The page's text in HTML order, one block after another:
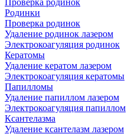
Проверка родинок
Родинки
Проверка родинок
Удаление родинок лазером
Электрокоагуляция родинок
Кератомы
Удаление кератом лазером
Электрокоагуляция кератомы
Папилломы
Удаление папиллом лазером
Электрокоагуляция папиллом
Ксантелазма
Удаление ксантелазм лазером